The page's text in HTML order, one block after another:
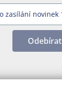
Odebírat